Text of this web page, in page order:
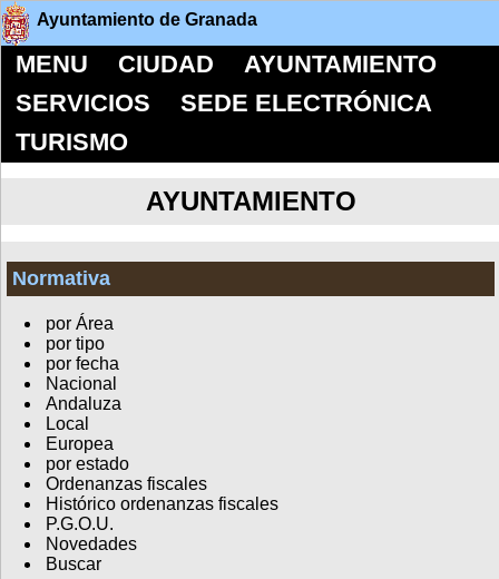
Ayuntamiento de Granada
MENU CIUDAD
AYUNTAMIENTO
SERVICIOS
SEDE ELECTRÓNICA
TURISMO
AYUNTAMIENTO
Normativa
por Área
por tipo
por fecha
Nacional
Andaluza
Local
Europea
por estado
Ordenanzas fiscales
Histórico ordenanzas fiscales
P.G.O.U.
Novedades
Buscar